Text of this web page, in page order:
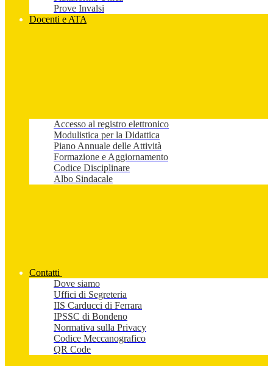
Prove Invalsi
Docenti e ATA
Accesso al registro elettronico
Modulistica per la Didattica
Piano Annuale delle Attività
Formazione e Aggiornamento
Codice Disciplinare
Albo Sindacale
Contatti
Dove siamo
Uffici di Segreteria
IIS Carducci di Ferrara
IPSSC di Bondeno
Normativa sulla Privacy
Codice Meccanografico
QR Code